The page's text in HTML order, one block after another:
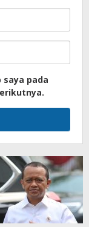
saya pada